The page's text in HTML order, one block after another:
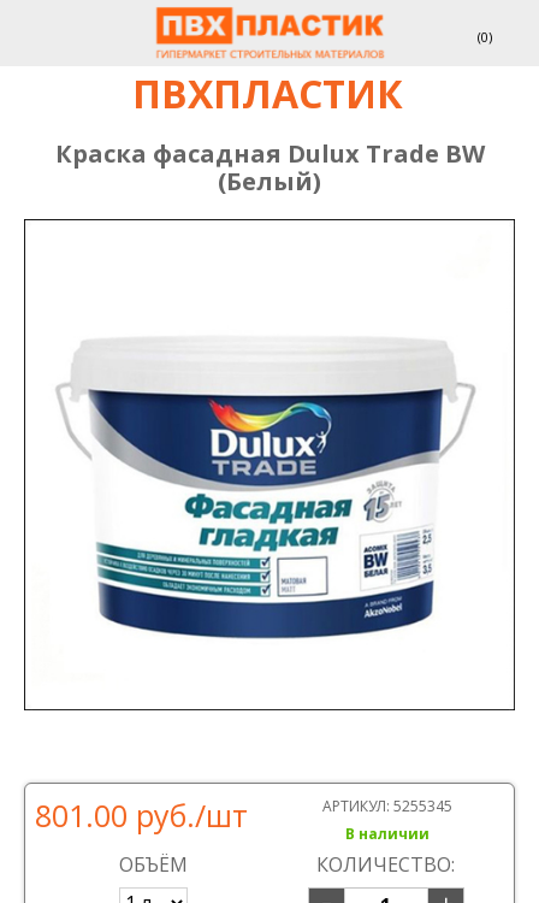
(0)
ПВХПЛАСТИК
Краска фасадная Dulux Trade BW
(Белый)
801.00 руб./шт АРТИКУЛ: 5255345
В наличии
ОБЪЁМ КОЛИЧЕСТВО: